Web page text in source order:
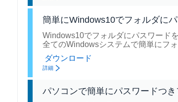
簡単にWindows10でフォルダに
Windows10でフォルダにパスワード
全てのWindowsシステムで簡単にフ
ダウンロード
詳細
パソコンで簡単にパスワードつ